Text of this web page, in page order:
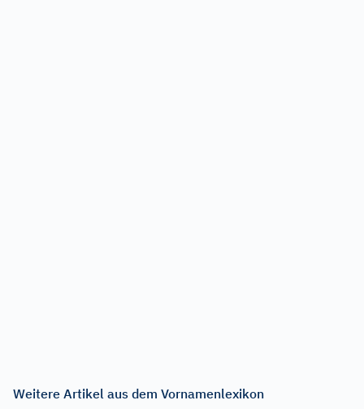
Weitere Artikel aus dem Vornamenlexikon